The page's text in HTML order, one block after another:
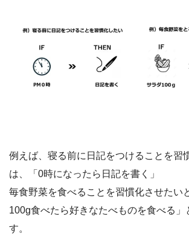
例えば、寝る前に日記をつけることを習
は、「0時になったら日記を書く」
毎食野菜を食べることを習慣化させたい
100g食べたら好きなたべものを食べる」
す。